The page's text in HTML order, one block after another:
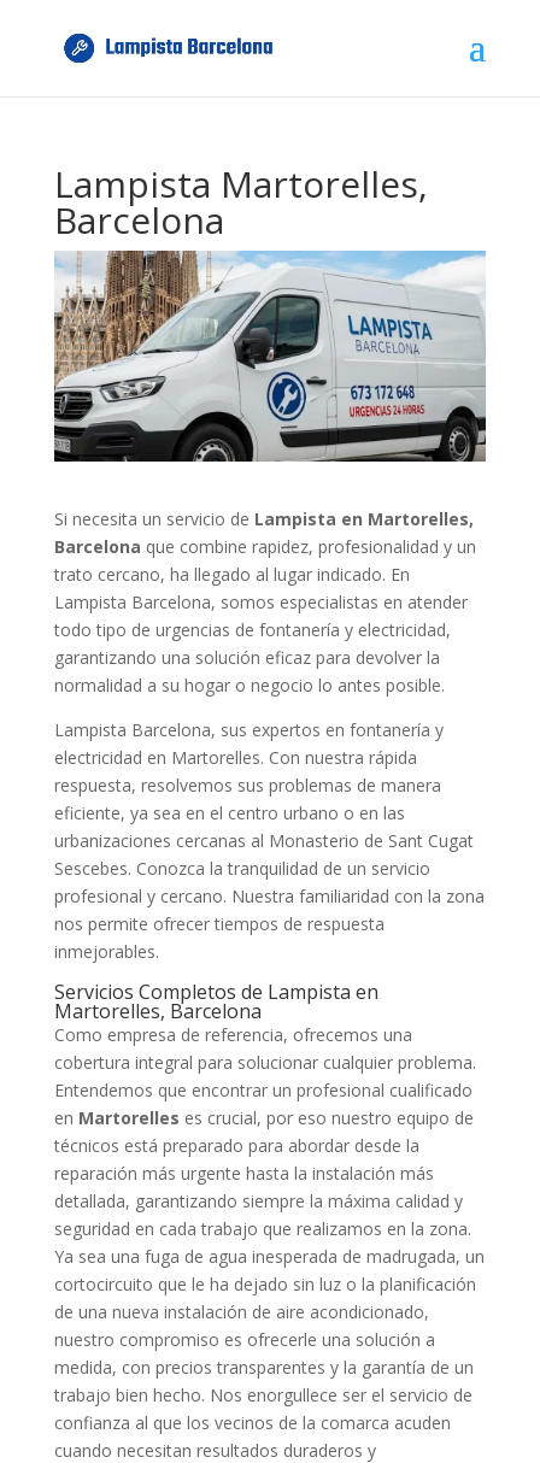
Lampista Martorelles,
Barcelona
Si necesita un servicio de Lampista en Martorelles,
Barcelona que combine rapidez, profesionalidad y un
trato cercano, ha llegado al lugar indicado. En
Lampista Barcelona, somos especialistas en atender
todo tipo de urgencias de fontanería y electricidad,
garantizando una solución eficaz para devolver la
normalidad a su hogar o negocio lo antes posible.
Lampista Barcelona, sus expertos en fontanería y
electricidad en Martorelles. Con nuestra rápida
respuesta, resolvemos sus problemas de manera
eficiente, ya sea en el centro urbano o en las
urbanizaciones cercanas al Monasterio de Sant Cugat
Sescebes. Conozca la tranquilidad de un servicio
profesional y cercano. Nuestra familiaridad con la zona
nos permite ofrecer tiempos de respuesta
inmejorables.
Servicios Completos de Lampista en
Martorelles, Barcelona
Como empresa de referencia, ofrecemos una
cobertura integral para solucionar cualquier problema.
Entendemos que encontrar un profesional cualificado
en Martorelles es crucial, por eso nuestro equipo de
técnicos está preparado para abordar desde la
reparación más urgente hasta la instalación más
detallada, garantizando siempre la máxima calidad y
seguridad en cada trabajo que realizamos en la zona.
Ya sea una fuga de agua inesperada de madrugada, un
cortocircuito que le ha dejado sin luz o la planificación
de una nueva instalación de aire acondicionado,
nuestro compromiso es ofrecerle una solución a
medida, con precios transparentes y la garantía de un
trabajo bien hecho. Nos enorgullece ser el servicio de
confianza al que los vecinos de la comarca acuden
cuando necesitan resultados duraderos y